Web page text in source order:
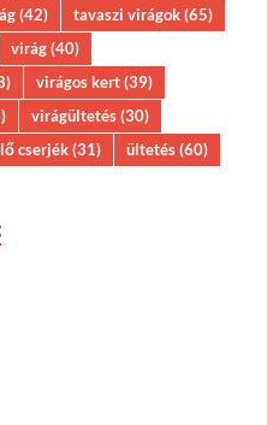
(42) tavaszi virágok(65)
virág(40)
virágos kert(39)
virágültetés(30)
cserjék(31) ültetés(60)